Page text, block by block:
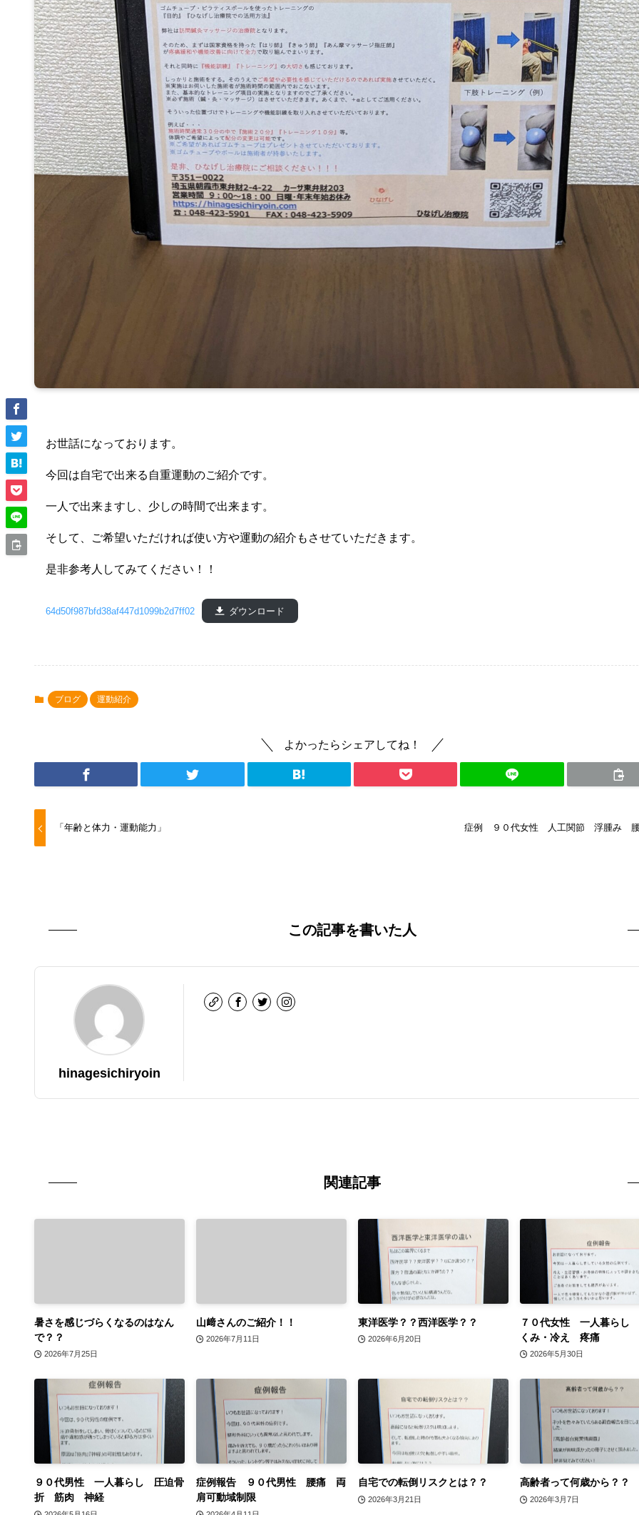
お世話になっております。
今回は自宅で出来る自重運動のご紹介です。
一人で出来ますし、少しの時間で出来ます。
そして、ご希望いただければ使い方や運動の紹介もさせていただきます。
是非参考人してみてください！！
64d50f987bfd38af447d1099b2d7ff02 ダウンロード
ブログ 運動紹介
よかったらシェアしてね！
「年齢と体力・運動能力」 症例 ９０代女性 人工関節 浮腫み
この記事を書いた人
hinagesichiryoin
関連記事
暑さを感じづらくなるのはなん
で？？
2026年7月25日
山﨑さんのご紹介！！
2026年7月11日
東洋医学？？西洋医学？？
2026年6月20日
７０代女性 一人暮らし
くみ・冷え 疼痛
2026年5月30日
９０代男性 一人暮らし 圧迫骨
折 筋肉 神経
症例報告 ９０代男性 腰痛 両
肩可動域制限
自宅での転倒リスクとは？？
2026年3月21日
高齢者って何歳から？？
2026年3月7日